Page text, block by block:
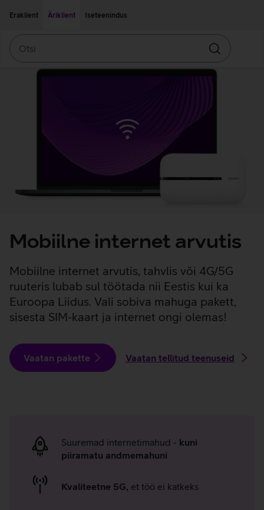
Eraklient
Äriklient Iseteenindus
Otsin
Mobiilne internet arvutis
Mobiilne internet arvutis, tahvlis või 4G/5G
ruuteris lubab sul töötada nii Eestis kui ka
Euroopa Liidus. Vali sobiva mahuga pakett,
sisesta SIM-kaart ja internet ongi olemas!
Vaatan pakette Vaatan tellitud teenuseid
Mobiilne
internet
arvutis
eelised
Suuremad internetimahud - kuni
piiramatu andmemahuni
Kvaliteetne 5G, et töö ei katkeks